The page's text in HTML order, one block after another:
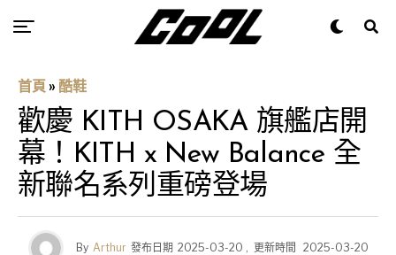
首頁 » 酷鞋
歡慶 KITH OSAKA 旗艦店開
幕！KITH x New Balance 全
新聯名系列重磅登場
By Arthur 發布日期 2025-03-20 , 更新時間 2025-03-20